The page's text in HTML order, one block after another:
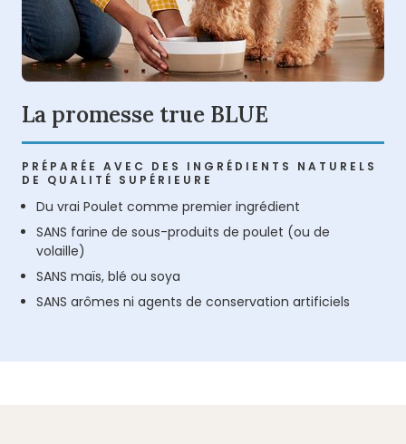
La promesse true BLUE
PRÉPARÉE AVEC DES INGRÉDIENTS NATURELS
DE QUALITÉ SUPÉRIEURE
Du vrai Poulet comme premier ingrédient
SANS farine de sous-produits de poulet (ou de
volaille)
SANS maïs, blé ou soya
SANS arômes ni agents de conservation artificiels